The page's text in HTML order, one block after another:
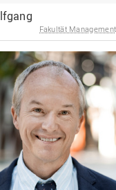
und
und